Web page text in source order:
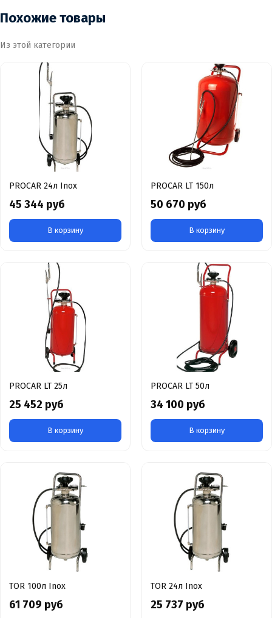
Похожие товары
Из этой категории
PROCAR 24л Inox
45 344 руб
В корзину
PROCAR LT 150л
50 670 руб
В корзину
PROCAR LT 25л
25 452 руб
В корзину
PROCAR LT 50л
34 100 руб
В корзину
TOR 100л Inox
61 709 руб
TOR 24л Inox
25 737 руб